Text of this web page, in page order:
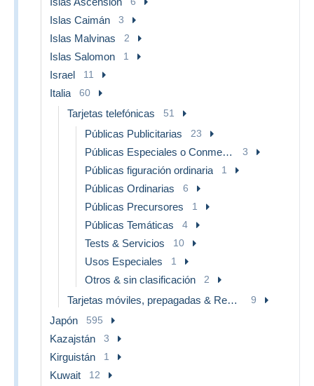
Islas Caimán 3
Islas Malvinas 2
Islas Salomon 1
Israel 11
Italia 60
Tarjetas telefónicas 51
Públicas Publicitarias 23
Públicas Especiales o Conmemorativas 3
Públicas figuración ordinaria 1
Públicas Ordinarias 6
Públicas Precursores 1
Públicas Temáticas 4
Tests & Servicios 10
Usos Especiales 1
Otros & sin clasificación 2
Tarjetas móviles, prepagadas & Recargos 9
Japón 595
Kazajstán 3
Kirguistán 1
Kuwait 12